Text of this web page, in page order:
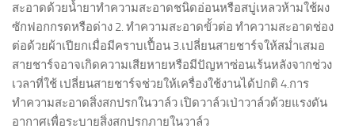
สะอาดด้วยน้ำยาทำความสะอาดชนิดอ่อนหรือสบู่เหลวห้ามใช้ผง
ซักฟอกกรดหรือด่าง 2. ทำความสะอาดขั้วต่อ ทำความสะอาดช่อง
ต่อด้วยผ้าเปียกเมื่อมีคราบเปื้อน 3.เปลี่ยนสายชาร์จให้สม่ำเสมอ
สายชาร์จอาจเกิดความเสียหายหรือมีปัญหาซ่อนเร้นหลังจากช่วง
เวลาที่ใช้ เปลี่ยนสายชาร์จช่วยให้เครื่องใช้งานได้ปกติ 4.การ
ทำความสะอาดสิ่งสกปรกในวาล์ว เปิดวาล์วเป่าวาล์วด้วยแรงดัน
อากาศเพื่อระบายสิ่งสกปรกภายในวาล์ว